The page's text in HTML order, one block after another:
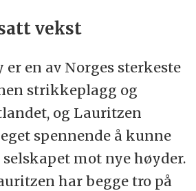
vekst
er en av Norges sterkeste
strikkeplagg og
og Lauritzen
spennende å kunne
mot nye høyder.
har begge tro på